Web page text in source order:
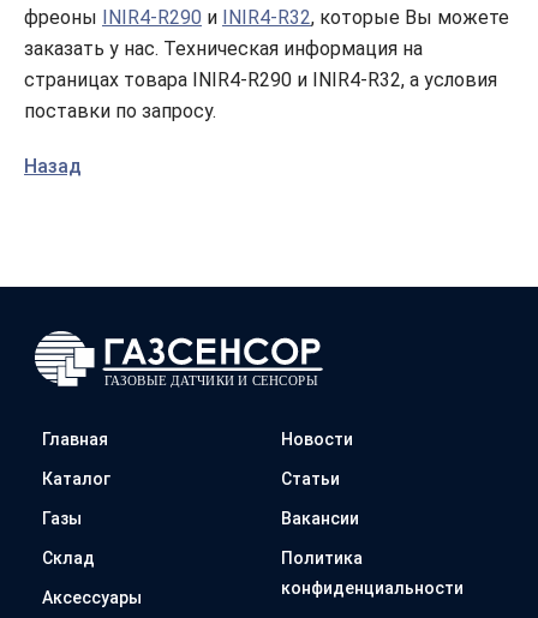
фреоны
INIR4-R290 и INIR4-R32, которые Вы можете
заказать у нас. Техническая информация на
страницах товара INIR4-R290 и INIR4-R32, а условия
поставки по запросу.
Назад
Главная
Каталог
Газы
Склад
Аксессуары
Новости
Статьи
Вакансии
Политика
конфиденциальности